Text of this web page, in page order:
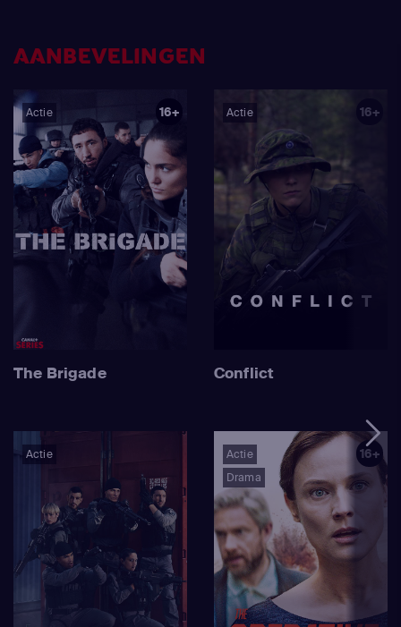
AANBEVELINGEN
Actie 16+
The Brigade
Actie 16+
Conflict
Actie
Actie
Drama
16+